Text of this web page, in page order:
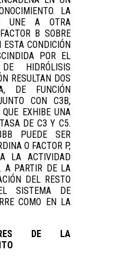
LA
UNE A OTRA
B SOBRE
CONDICIÓN
POR EL
HIDRÓLISIS
RESULTAN DOS
DE FUNCIÓN
CON C3B,
EXHIBE UNA
DE C3 Y C5.
PUEDE SER
O FACTOR P,
LA ACTIVIDAD
A PARTIR DE LA
DEL RESTO
SISTEMA DE
COMO EN LA
DE LA